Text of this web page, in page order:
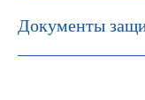
Документы